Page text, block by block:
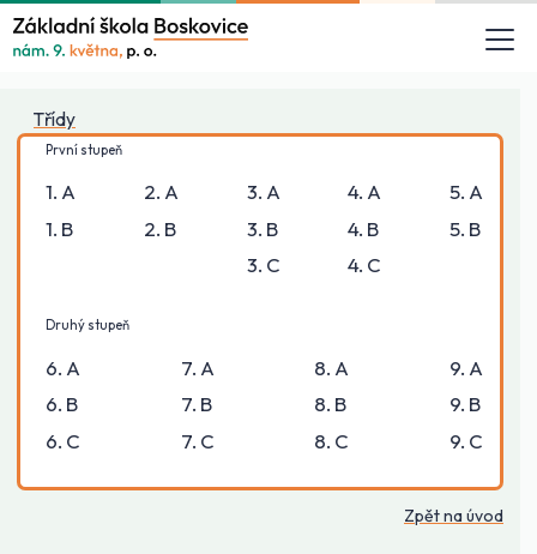
Třídy
První stupeň
1. A
1. B
2. A
2. B
3. A
3. B
3. C
4. A
4. B
4. C
5. A
5. B
Druhý stupeň
6. A
6. B
6. C
7. A
7. B
7. C
8. A
8. B
8. C
9. A
9. B
9. C
Zpět na úvod